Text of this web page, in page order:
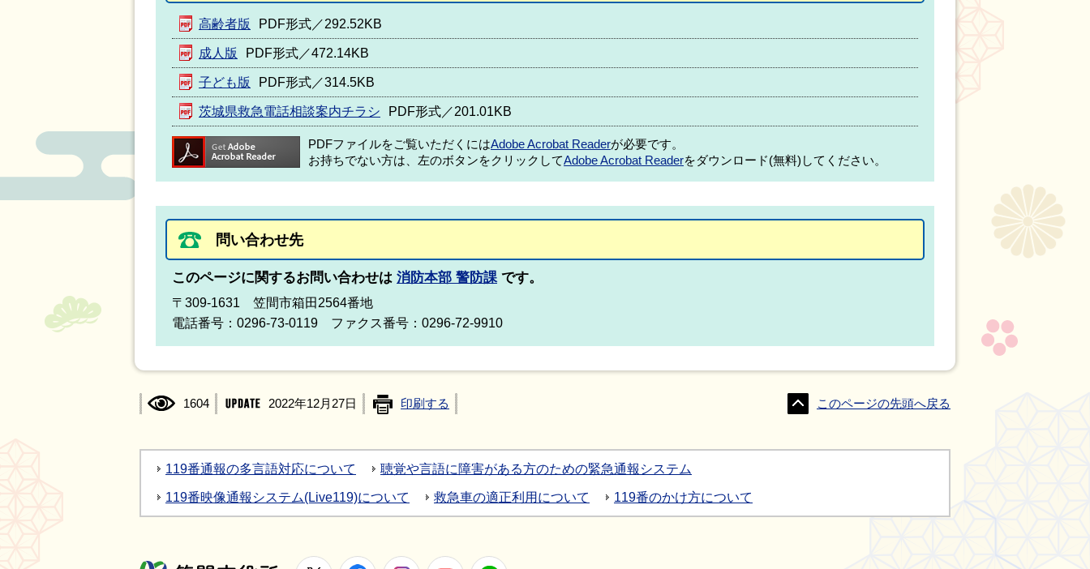
高齢者版 PDF形式／292.52KB
成人版 PDF形式／472.14KB
子ども版 PDF形式／314.5KB
茨城県救急電話相談案内チラシ PDF形式／201.01KB
PDFファイルをご覧いただくにはAdobe Acrobat Readerが必要です。
お持ちでない方は、左のボタンをクリックしてAdobe Acrobat Readerをダウンロード(無料)してください。
問い合わせ先
このページに関するお問い合わせは 消防本部 警防課 です。
〒309-1631 笠間市箱田2564番地
電話番号：0296-73-0119 ファクス番号：0296-72-9910
1604 2022年12月27日 印刷する このページの先頭へ戻る
119番通報の多言語対応について 聴覚や言語に障害がある方のための緊急通報システム
119番映像通報システム(Live119)について 救急車の適正利用について 119番のかけ方について